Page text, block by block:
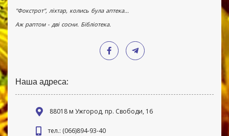
"Фокстрот", ліхтар, колись була аптека...
Аж раптом - дві сосни. Бібліотека.
Наша адреса:
88018 м Ужгород, пр. Свободи, 16
тел.: (066)894-93-40